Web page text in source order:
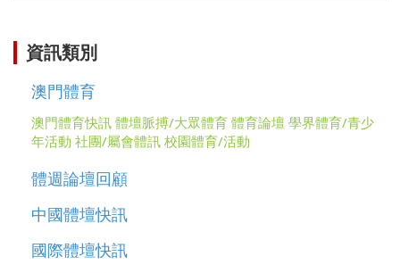
資訊類別
澳門體育
澳門體育快訊 體壇脈搏/大眾體育 體育論壇 學界體育/青少
年活動 社團/屬會體訊 校園體育/活動
體週論壇回顧
中國體壇快訊
國際體壇快訊